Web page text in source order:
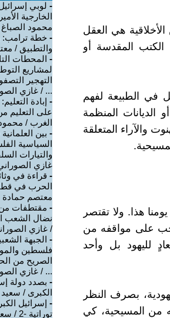
هي العقل
الكتب المقدسة أو
في الطبيعة لفهم
الديانات المنظمة
والآراء المتعلقة
هذا. ولا تقتصر
على مواقفه من
لليهود بل وأحد
بصرف النظر
من المسيحية، كي
- لوبي
الخارجية
محمود الصباغ
- خطة ترامب:
والتطبيق /
- المحطات
لمشاريع
التهجير
... / غازي
- إبادة
على التعليم
الغرب /
- بين
السياسية
والتيارات
غازي
- قراءة في
الحرب في
معتصم حمادة
- مقتطفات من
نضال الشعب
/ غازي
- الجبهة
فلسطين
الصريح من
... / غازي
- بصدد دولة
الكبرى /
- إسرائيل
توراتية -2 / سعيد مضيه